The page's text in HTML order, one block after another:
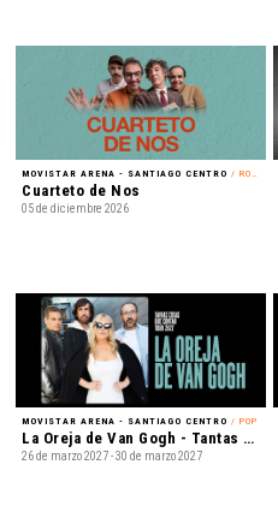
MOVISTAR ARENA - SANTIAGO CENTRO / ROCK
Cuarteto de Nos
05 de diciembre 2026
MOVISTAR ARENA - SANTIAGO CENTRO / POP
La Oreja de Van Gogh - Tantas cosas que contar Tour 2027
26 de marzo 2027 - 30 de marzo 2027